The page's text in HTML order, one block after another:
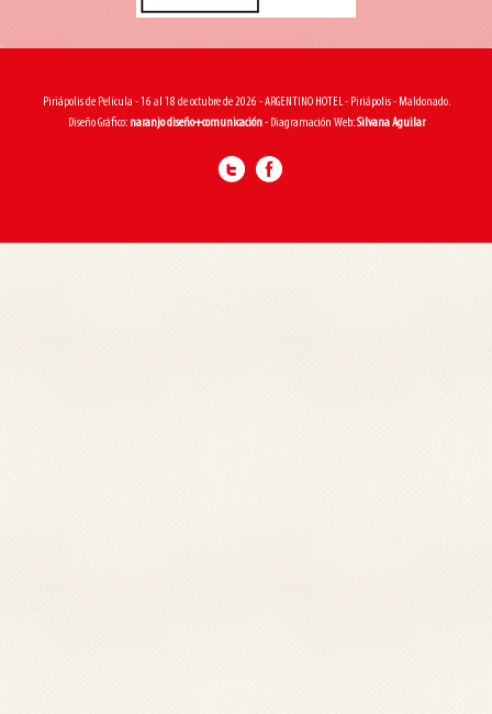
Piriápolis de Película - 16 al 18 de octubre de 2026 - ARGENTINO HOTEL - Piriápolis - Maldonado.
Diseño Gráfico: naranjo diseño+comunicación- Diagramación Web:Silvana Aguilar